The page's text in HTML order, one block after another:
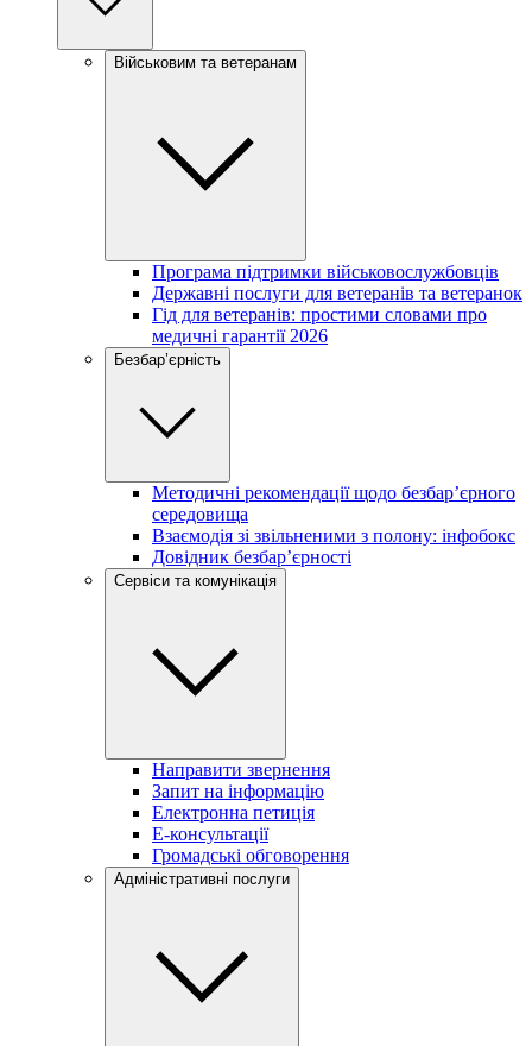
Військовим та ветеранам
Програма підтримки військовослужбовців
Державні послуги для ветеранів та ветеранок
Гід для ветеранів: простими словами про
медичні гарантії 2026
Безбар’єрність
Методичні рекомендації щодо безбар’єрного
середовища
Взаємодія зі звільненими з полону: інфобокс
Довідник безбар’єрності
Сервіси та комунікація
Направити звернення
Запит на інформацію
Електронна петиція
Е-консультації
Громадські обговорення
Адміністративні послуги